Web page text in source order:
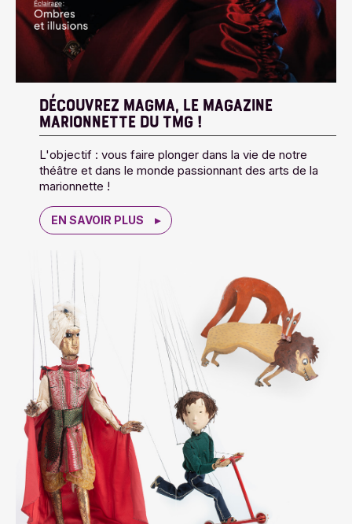
DÉCOUVREZ MAGMA, LE MAGAZINE
MARIONNETTE DU TMG !
L'objectif : vous faire plonger dans la vie de notre
théâtre et dans le monde passionnant des arts de la
marionnette !
EN SAVOIR PLUS